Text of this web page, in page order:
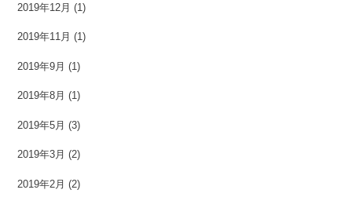
2019年12月 (1)
2019年11月 (1)
2019年9月 (1)
2019年8月 (1)
2019年5月 (3)
2019年3月 (2)
2019年2月 (2)